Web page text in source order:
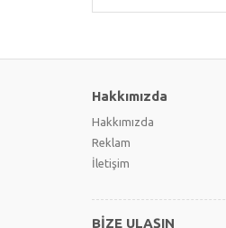
Hakkımızda
Hakkımızda
Reklam
İletişim
BİZE ULAŞIN